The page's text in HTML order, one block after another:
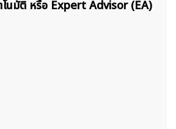
โนมัติ หรือ Expert Advisor (EA)